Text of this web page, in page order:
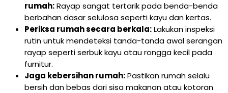
rumah:Rayap sangat tertarik pada benda-benda
berbahan dasar selulosa seperti kayu dan kertas.
Periksa rumah secara berkala:Lakukan inspeksi
rutin untuk mendeteksi tanda-tanda awal serangan
rayap seperti serbuk kayu atau rongga kecil pada
furnitur.
Jaga kebersihan rumah:Pastikan rumah selalu
bersih dan bebas dari sisa makanan atau kotoran